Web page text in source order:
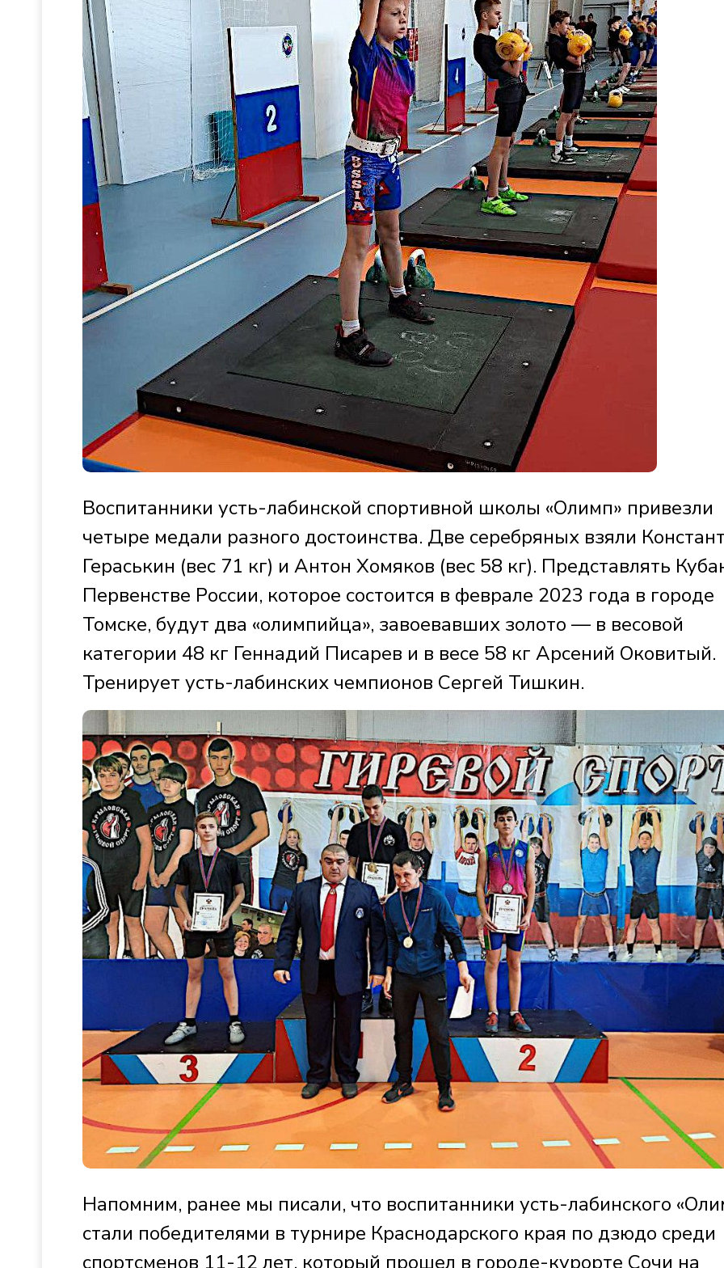
Воспитанники усть-лабинской спортивной школы «Олимп» привезли
четыре медали разного достоинства. Две серебряных взяли
Гераськин (вес 71 кг) и Антон Хомяков (вес 58 кг). Представлять
Первенстве России, которое состоится в феврале 2023 года в городе
Томске, будут два «олимпийца», завоевавших золото — в весовой
категории 48 кг Геннадий Писарев и в весе 58 кг Арсений Оковитый.
Тренирует усть-лабинских чемпионов Сергей Тишкин.
Напомним, ранее мы писали, что воспитанники усть-лабинского
стали победителями в турнире Краснодарского края по дзюдо среди
спортсменов 11-12 лет, который прошел в городе-курорте Сочи на